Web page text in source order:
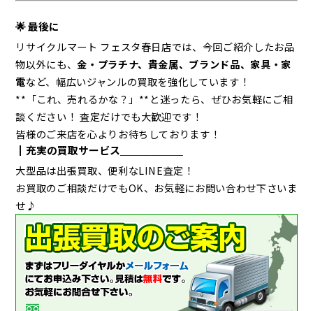
🌟 最後に
リサイクルマート フェスタ春日店では、今回ご紹介したお品
物以外にも、金・プラチナ、貴金属、ブランド品、家具・家
電など、幅広いジャンルの買取を強化しています！
**「これ、売れるかな？」**と迷ったら、ぜひお気軽にご相
談ください！ 査定だけでも大歓迎です！
皆様のご来店を心よりお待ちしております！
┃充実の買取サービス＿＿＿＿＿＿
大型品は出張買取、便利なLINE査定！
お買取のご相談だけでもOK、お気軽にお問い合わせ下さいま
せ♪